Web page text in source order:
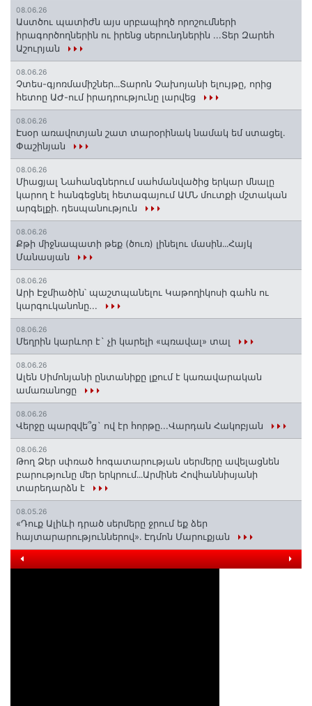
08.06.26
Աստծու պատիժն այս սրբապիղծ որոշումների
իրագործողներին ու իրենց սերունդներին ...Տեր Զարեհ
Աշուրյան
08.06.26
Չտես-գյոռմամիշներ․․․Տարոն Չախոյանի ելույթը, որից
հետոը ԱԺ-ում իրադրությունը լարվեց
08.06.26
Էսօր առավոտյան շատ տարօրինակ նամակ եմ ստացել.
Փաշինյան
08.06.26
Միացյալ Նահանգներում սահմանվածից երկար մնալը
կարող է հանգեցնել հետագայում ԱՄՆ մուտքի մշտական
արգելքի․ դեսպանություն
08.06.26
Քթի միջնապատի թեք (ծուռ) լինելու մասին․․․Հայկ
Մանասյան
08.06.26
Արի Էջմիածին՝ պաշտպանելու Կաթողիկոսի գահն ու
կարգուկանոնը...
08.06.26
Մեղրին կարևոր է` չի կարելի «պռավալ» տալ
08.06.26
Ալեն Սիմոնյանի ընտանիքը լքում է կառավարական
ամառանոցը
08.06.26
Վերջը պարզվե՞ց` ով էր հորթը...Վարդան Հակոբյան
08.06.26
Թող Ձեր սփռած հոգատարության սերմերը ավելացնեն
բարությունը մեր երկրում․․․Արմինե Հովհաննիսյանի
տարեդարձն է
08.05.26
«Դուք Ալիևի դրած սերմերը ջրում եք ձեր
հայտարարություններով»․ Էդմոն Մարուքյան